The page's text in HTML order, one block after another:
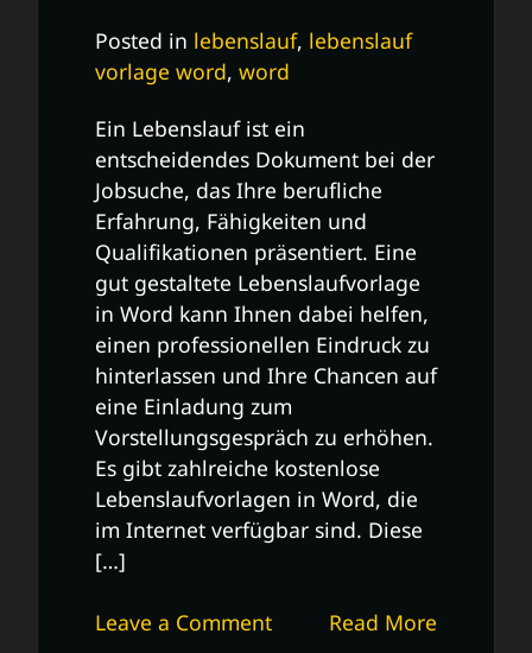
Posted in lebenslauf, lebenslauf
vorlage word, word
Ein Lebenslauf ist ein
entscheidendes Dokument bei der
Jobsuche, das Ihre berufliche
Erfahrung, Fähigkeiten und
Qualifikationen präsentiert. Eine
gut gestaltete Lebenslaufvorlage
in Word kann Ihnen dabei helfen,
einen professionellen Eindruck zu
hinterlassen und Ihre Chancen auf
eine Einladung zum
Vorstellungsgespräch zu erhöhen.
Es gibt zahlreiche kostenlose
Lebenslaufvorlagen in Word, die
im Internet verfügbar sind. Diese
[…]
Read More
Leave a Commenton